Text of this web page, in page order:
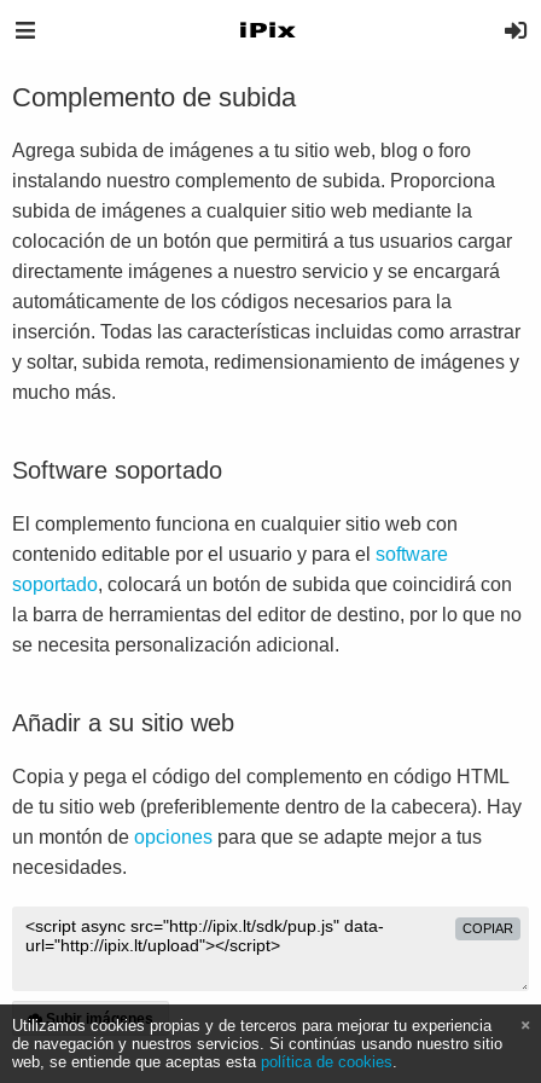
Complemento de subida
Agrega subida de imágenes a tu sitio web, blog o foro
instalando nuestro complemento de subida. Proporciona
subida de imágenes a cualquier sitio web mediante la
colocación de un botón que permitirá a tus usuarios cargar
directamente imágenes a nuestro servicio y se encargará
automáticamente de los códigos necesarios para la
inserción. Todas las características incluidas como arrastrar
y soltar, subida remota, redimensionamiento de imágenes y
mucho más.
Software soportado
El complemento funciona en cualquier sitio web con
contenido editable por el usuario y para el software
soportado, colocará un botón de subida que coincidirá con
la barra de herramientas del editor de destino, por lo que no
se necesita personalización adicional.
Añadir a su sitio web
Copia y pega el código del complemento en código HTML
de tu sitio web (preferiblemente dentro de la cabecera). Hay
un montón de opciones para que se adapte mejor a tus
necesidades.
COPIAR
Subir imágenes
Utilizamos cookies propias y de terceros para mejorar tu experiencia
de navegación y nuestros servicios. Si continúas usando nuestro sitio
web, se entiende que aceptas esta política de cookies.